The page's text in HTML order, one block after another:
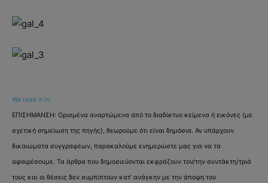
We read it in:
ΕΠΙΣΗΜΑΝΣΗ: Ορισμένα αναρτώμενα από το διαδίκτυο κείμενα ή εικόνες (με
σχετική σημείωση της πηγής), θεωρούμε ότι είναι δημόσια. Αν υπάρχουν
δικαιώματα συγγραφέων, παρακαλούμε ενημερώστε μας για να τα
αφαιρέσουμε. Τα άρθρα που δημοσιεύονται εκφράζουν τον/την συντάκτη/τριά
τους και οι θέσεις δεν συμπίπτουν κατ’ ανάγκην με την άποψη του